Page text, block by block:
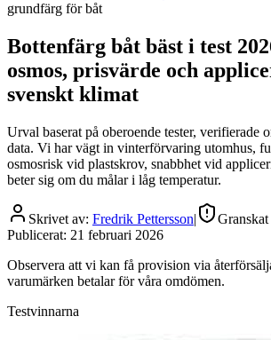
grundfärg för båt
Bottenfärg båt bäst i test
osmos, prisvärde och
svenskt klimat
Urval baserat på oberoende tester, verifierade
data. Vi har vägt in vinterförvaring utomhus,
osmosrisk vid plastskrov, snabbhet vid
beter sig om du målar i låg temperatur.
Skrivet av: Fredrik Pettersson| Granskat
Publicerat: 21 februari 2026
Observera att vi kan få provision via
varumärken betalar för våra omdömen.
Testvinnarna